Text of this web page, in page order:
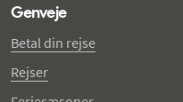
Genveje
Betal din rejse
Rejser